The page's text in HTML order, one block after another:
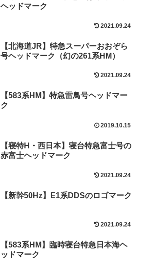
ヘッドマーク
2021.09.24
【北海道JR】特急スーパーおおぞら
号ヘッドマーク（幻の261系HM）
2021.09.24
【583系HM】特急雷鳥号ヘッドマー
ク
2019.10.15
【寝特H・西日本】寝台特急富士号の
赤富士ヘッドマーク
2021.09.24
【新幹50Hz】E1系DDSのロゴマーク
2021.09.24
【583系HM】臨時寝台特急日本海ヘ
ッドマーク